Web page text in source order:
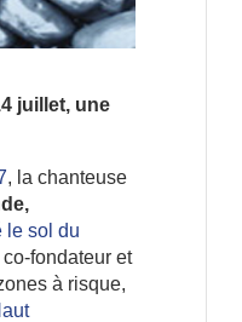
juillet, une
, la chanteuse
le sol du
fondateur et
à risque,